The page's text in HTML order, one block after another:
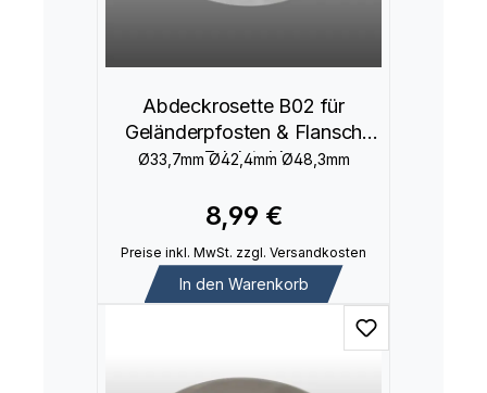
Abdeckrosette B02 für
Geländerpfosten & Flansch
Edelstahl
Ø33,7mm Ø42,4mm Ø48,3mm
8,99 €
Preise inkl. MwSt. zzgl. Versandkosten
In den Warenkorb